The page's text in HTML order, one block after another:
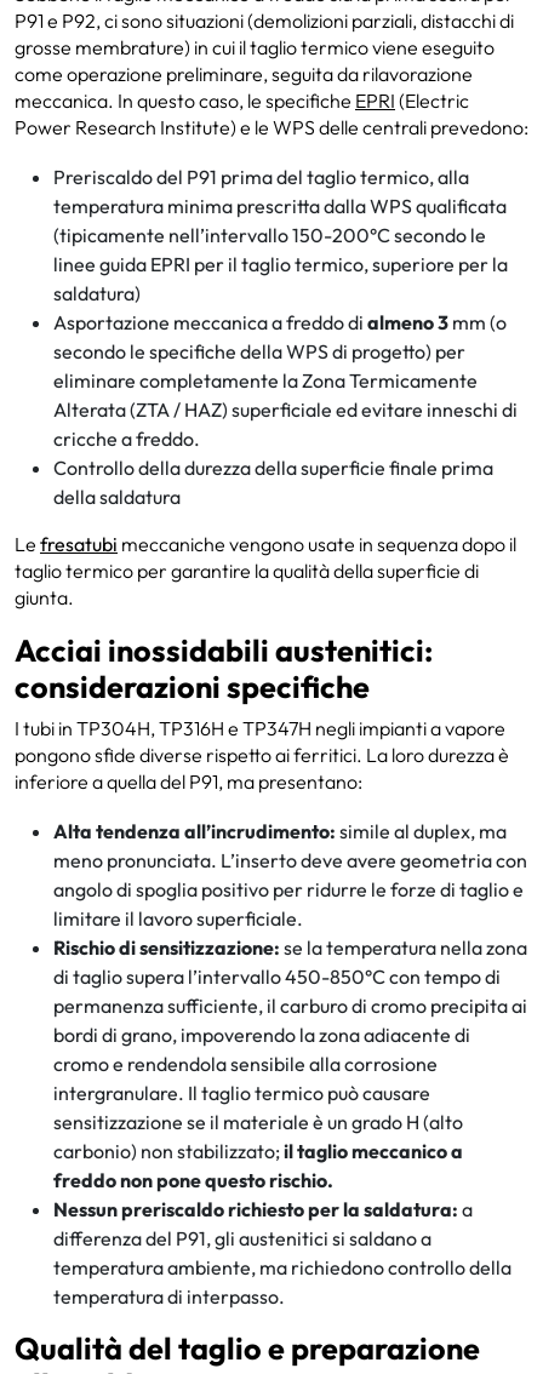
P91 e P92, ci sono situazioni (demolizioni parziali, distacchi di
grosse membrature) in cui il taglio termico viene eseguito
come operazione preliminare, seguita da rilavorazione
meccanica. In questo caso, le specifiche EPRI (Electric
Power Research Institute) e le WPS delle centrali prevedono:
Preriscaldo del P91 prima del taglio termico, alla
temperatura minima prescritta dalla WPS qualificata
(tipicamente nell’intervallo 150-200°C secondo le
linee guida EPRI per il taglio termico, superiore per la
saldatura)
Asportazione meccanica a freddo di almeno 3 mm (o
secondo le specifiche della WPS di progetto) per
eliminare completamente la Zona Termicamente
Alterata (ZTA / HAZ) superficiale ed evitare inneschi di
cricche a freddo.
Controllo della durezza della superficie finale prima
della saldatura
Le fresatubi meccaniche vengono usate in sequenza dopo il
taglio termico per garantire la qualità della superficie di
giunta.
Acciai inossidabili austenitici:
considerazioni specifiche
I tubi in TP304H, TP316H e TP347H negli impianti a vapore
pongono sfide diverse rispetto ai ferritici. La loro durezza è
inferiore a quella del P91, ma presentano:
Alta tendenza all’incrudimento: simile al duplex, ma
meno pronunciata. L’inserto deve avere geometria con
angolo di spoglia positivo per ridurre le forze di taglio e
limitare il lavoro superficiale.
Rischio di sensitizzazione: se la temperatura nella zona
di taglio supera l’intervallo 450-850°C con tempo di
permanenza sufficiente, il carburo di cromo precipita ai
bordi di grano, impoverendo la zona adiacente di
cromo e rendendola sensibile alla corrosione
intergranulare. Il taglio termico può causare
sensitizzazione se il materiale è un grado H (alto
carbonio) non stabilizzato;il taglio meccanico a
freddo non pone questo rischio.
Nessun preriscaldo richiesto per la saldatura: a
differenza del P91, gli austenitici si saldano a
temperatura ambiente, ma richiedono controllo della
temperatura di interpasso.
Qualità del taglio e preparazione